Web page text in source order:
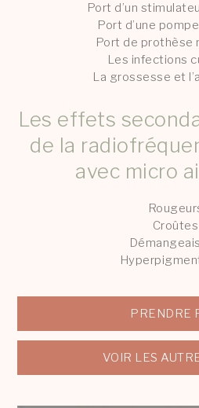
Port d’un
Port d’une
Port de prothèse
Les infections
La grossesse et
Les effets
de la
avec micro
Croûtes
PRENDRE
VOIR LES